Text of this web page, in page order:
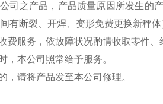
司之产品，产品质量原因所发生
有断裂、开焊、变形免费更换新秤体
费服务，依故障状况酌情收取零件、
，本公司照常给予服务。
，请将产品发至本公司修理。